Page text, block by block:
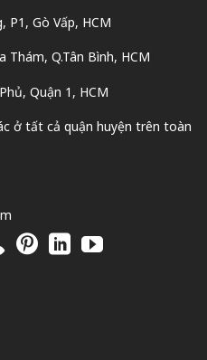
P1, Gò Vấp, HCM
Thám, Q.Tân Bình, HCM
Quận 1, HCM
ở tất cả quận huyện trên toàn